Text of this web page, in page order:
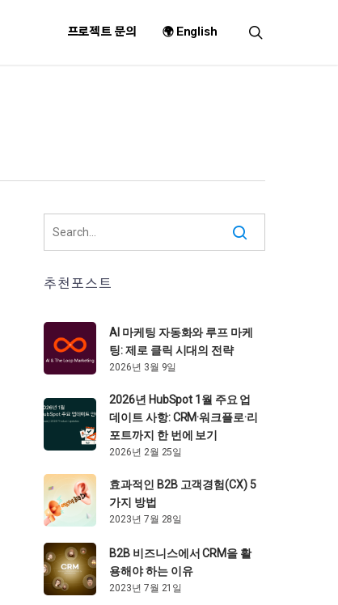
프로젝트 문의 🌍 English
추천포스트
AI 마케팅 자동화와 루프 마케
팅: 제로 클릭 시대의 전략
2026년 3월 9일
2026년 HubSpot 1월 주요 업
데이트 사항: CRM·워크플로·리
포트까지 한 번에 보기
2026년 2월 25일
효과적인 B2B 고객경험(CX) 5
가지 방법
2023년 7월 28일
B2B 비즈니스에서 CRM을 활
용해야 하는 이유
2023년 7월 21일